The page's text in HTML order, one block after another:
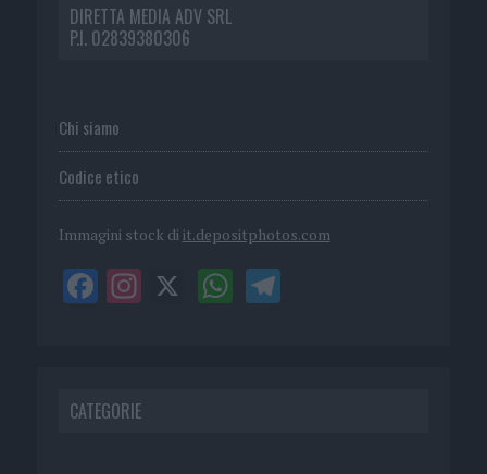
DIRETTA MEDIA ADV SRL
P.I. 02839380306
Chi siamo
Codice etico
Immagini stock di it.depositphotos.com
CATEGORIE